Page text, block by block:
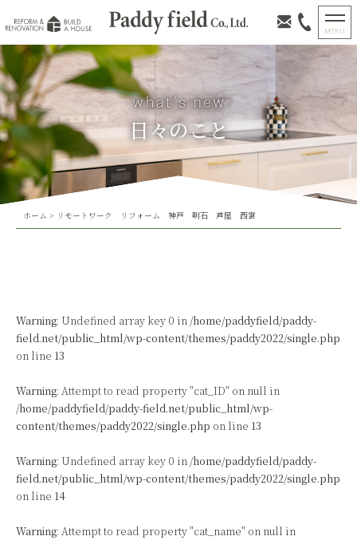
日々のこと
ホーム > リモートワーク リフォーム 神戸 明石 芦屋 西宮
Warning: Undefined array key 0 in /home/paddyfield/paddy-
field.net/public_html/wp-content/themes/paddy2022/single.php
on line 13
Warning: Attempt to read property "cat_ID" on null in
/home/paddyfield/paddy-field.net/public_html/wp-
content/themes/paddy2022/single.php on line 13
Warning: Undefined array key 0 in /home/paddyfield/paddy-
field.net/public_html/wp-content/themes/paddy2022/single.php
on line 14
Warning: Attempt to read property "cat_name" on null in